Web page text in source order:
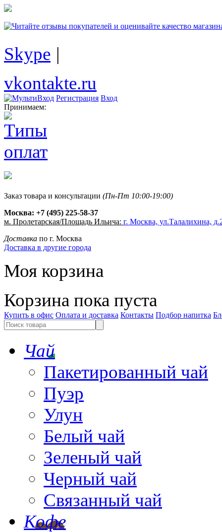
Skype |
vkontakte.ru
Регистрация Вход
Принимаем:
Заказ товара и консультации (Пн-Пт 10:00-19:00)
Москва: +7 (495) 225-58-37
м. Пролетарская/Площадь Ильича: г. Москва, ул.Талалихина,
Доставка по г. Москва
Доставка в другие города
Моя корзина
Корзина пока пуста
Купить в офис Оплата и доставка Контакты Подбор напитка
Чай
Пакетированный чай
Пуэр
Улун
Белый чай
Зеленый чай
Черный чай
Связанный чай
Кофе